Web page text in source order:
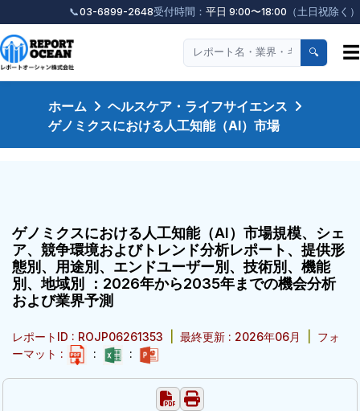
📞03-6899-2648受付時間： 平日 9:00〜18:00 （土日祝除く）
🔍 ☰
ホーム
ヘルスケア・ライフサイエンス
ゲノミクスにおける人工知能（AI）市場
ゲノミクスにおける人工知能（AI）市場規模、シェ
ア、競争環境およびトレンド分析レポート、提供形
態別、用途別、エンドユーザー別、技術別、機能
別、地域別 ：2026年から2035年までの機会分析
および業界予測
レポートID : ROJP06261353 最終更新 : 2026年06月
フォ
ーマット :
: :